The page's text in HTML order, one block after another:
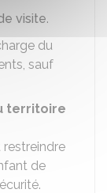
visite.
du
sauf
territoire
restreindre
de